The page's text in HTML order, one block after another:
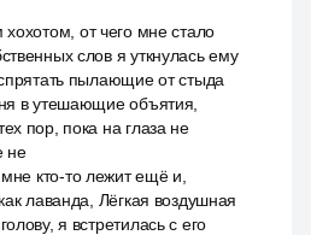
хохотом, от чего мне стало
слов я уткнулась ему
пылающие от стыда
в утешающие объятия,
пор, пока на глаза не
не
кто-то лежит ещё и,
лаванда, Лёгкая воздушная
я встретилась с его